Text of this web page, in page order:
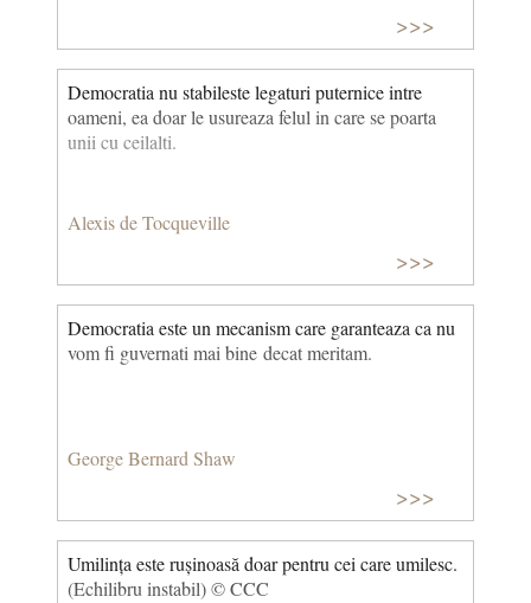
>>>
Democratia nu stabileste legaturi puternice intre
oameni, ea doar le usureaza felul in care se poarta
unii cu ceilalti.
Alexis de Tocqueville
>>>
Democratia este un mecanism care garanteaza ca nu
vom fi guvernati mai bine decat meritam.
George Bernard Shaw
>>>
Umilința este rușinoasă doar pentru cei care umilesc.
(Echilibru instabil) © CCC